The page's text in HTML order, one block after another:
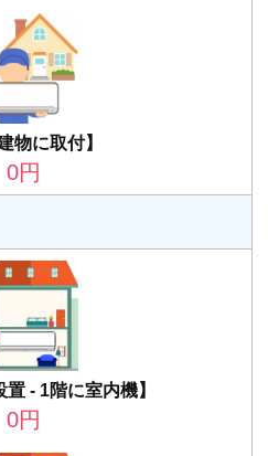
物に取付】
0円
置 - 1階に室内機】
0円